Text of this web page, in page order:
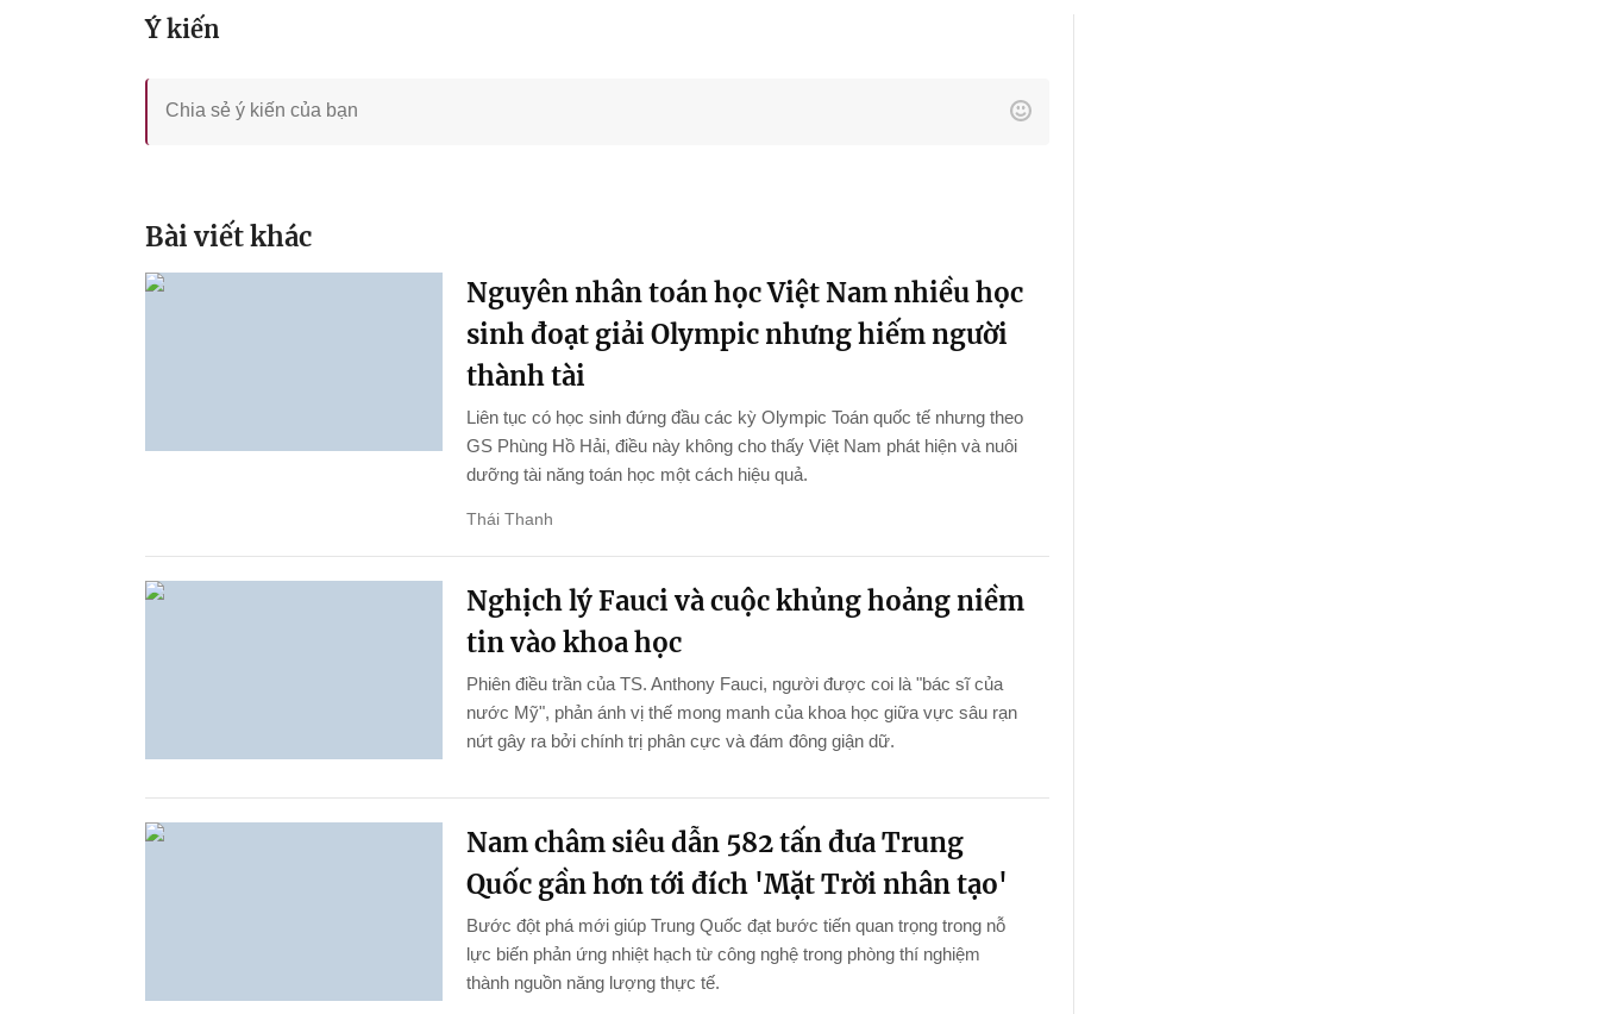
Ý kiến
Bài viết khác
Nguyên nhân toán học Việt Nam nhiều học
sinh đoạt giải Olympic nhưng hiếm người
thành tài
Liên tục có học sinh đứng đầu các kỳ Olympic Toán quốc tế nhưng theo
GS Phùng Hồ Hải, điều này không cho thấy Việt Nam phát hiện và nuôi
dưỡng tài năng toán học một cách hiệu quả.
Thái Thanh
Nghịch lý Fauci và cuộc khủng hoảng niềm
tin vào khoa học
Phiên điều trần của TS. Anthony Fauci, người được coi là "bác sĩ của
nước Mỹ", phản ánh vị thế mong manh của khoa học giữa vực sâu rạn
nứt gây ra bởi chính trị phân cực và đám đông giận dữ.
Nam châm siêu dẫn 582 tấn đưa Trung
Quốc gần hơn tới đích 'Mặt Trời nhân tạo'
Bước đột phá mới giúp Trung Quốc đạt bước tiến quan trọng trong nỗ
lực biến phản ứng nhiệt hạch từ công nghệ trong phòng thí nghiệm
thành nguồn năng lượng thực tế.